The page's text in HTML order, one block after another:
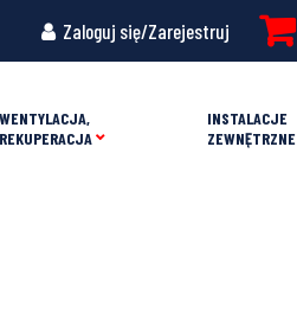
Zaloguj się/Zarejestruj
WENTYLACJA,
REKUPERACJA
INSTALACJE
ZEWNĘTRZNE